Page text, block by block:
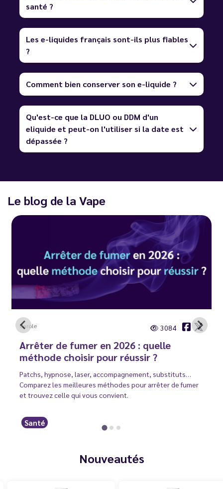
santé ?
Les e-liquides français sont-ils plus fiables
?
Comment bien conserver son e-liquide ?
Qu'est-ce que la DLUO ou DDM d'un
eliquide et peut-on l'utiliser si la date est
dépassée ?
Le blog de la Vape
Carole 3084
Arrêter de fumer en 2026 : quelle
méthode choisir pour réussir ?
Patchs, hypnose, laser, accompagnement, substituts…
Comparez les meilleures méthodes pour arrêter de fumer
et trouvez celle qui vous convient.
Santé
Nouveautés